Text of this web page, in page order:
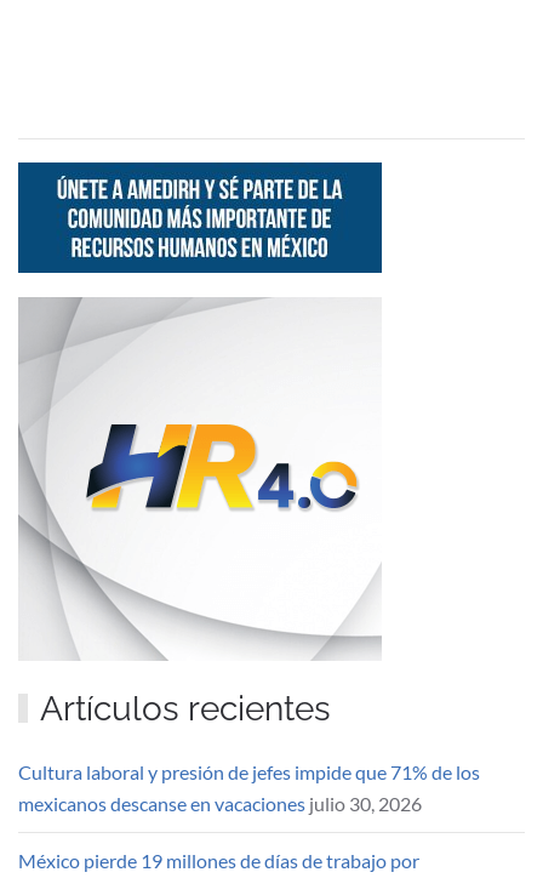
Artículos recientes
Cultura laboral y presión de jefes impide que 71% de los
mexicanos descanse en vacaciones julio 30, 2026
México pierde 19 millones de días de trabajo por